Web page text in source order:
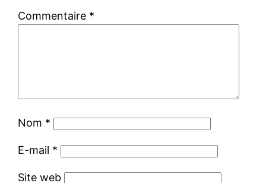
Commentaire *
Nom *
E-mail *
Site web